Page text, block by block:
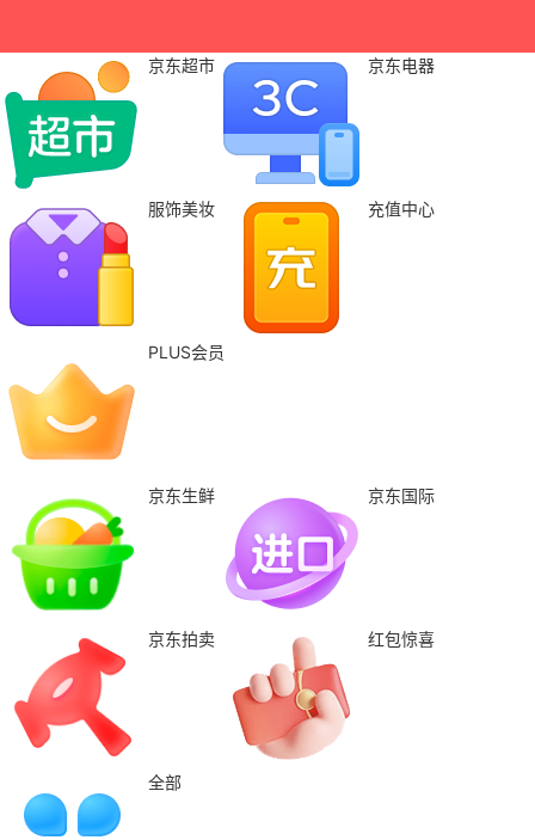
京东超市 京东电器
服饰美妆 充值中心
PLUS会员
京东生鲜 京东国际
京东拍卖 红包惊喜
全部